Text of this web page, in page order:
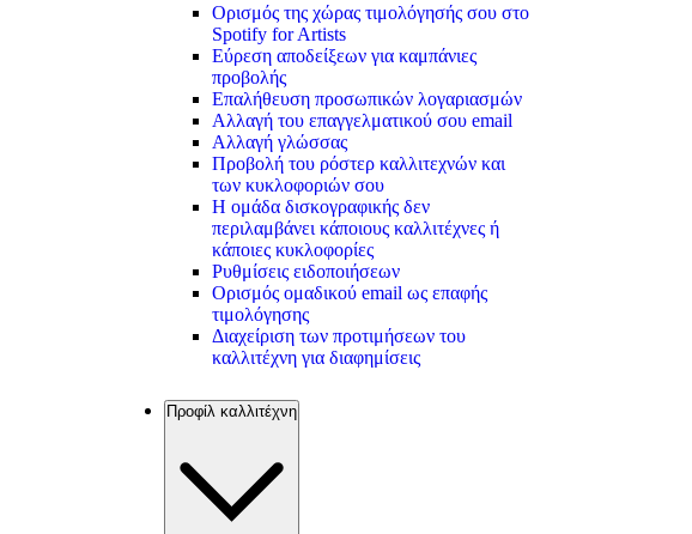
Ορισμός της χώρας τιμολόγησής σου στο
Spotify for Artists
Εύρεση αποδείξεων για καμπάνιες
προβολής
Επαλήθευση προσωπικών λογαριασμών
Αλλαγή του επαγγελματικού σου email
Αλλαγή γλώσσας
Προβολή του ρόστερ καλλιτεχνών και
των κυκλοφοριών σου
Η ομάδα δισκογραφικής δεν
περιλαμβάνει κάποιους καλλιτέχνες ή
κάποιες κυκλοφορίες
Ρυθμίσεις ειδοποιήσεων
Ορισμός ομαδικού email ως επαφής
τιμολόγησης
Διαχείριση των προτιμήσεων του
καλλιτέχνη για διαφημίσεις
Προφίλ καλλιτέχνη